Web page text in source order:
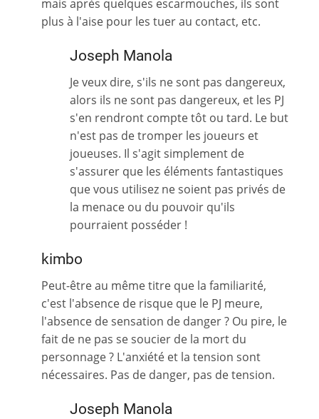
mais après quelques escarmouches, ils sont
plus à l'aise pour les tuer au contact, etc.
Joseph Manola
Je veux dire, s'ils ne sont pas dangereux,
alors ils ne sont pas dangereux, et les PJ
s'en rendront compte tôt ou tard. Le but
n'est pas de tromper les joueurs et
joueuses. Il s'agit simplement de
s'assurer que les éléments fantastiques
que vous utilisez ne soient pas privés de
la menace ou du pouvoir qu'ils
pourraient posséder !
kimbo
Peut-être au même titre que la familiarité,
c'est l'absence de risque que le PJ meure,
l'absence de sensation de danger ? Ou pire, le
fait de ne pas se soucier de la mort du
personnage ? L'anxiété et la tension sont
nécessaires. Pas de danger, pas de tension.
Joseph Manola